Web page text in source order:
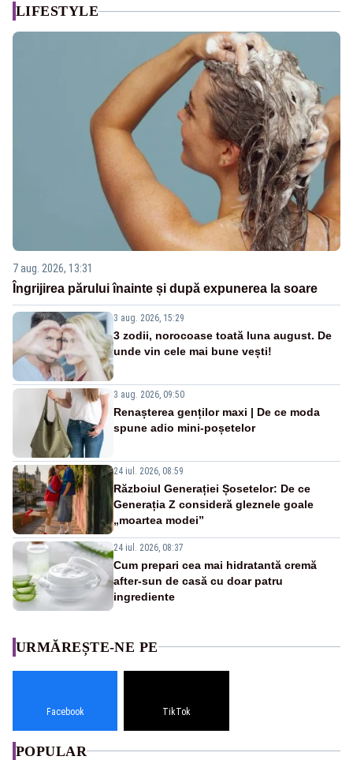
LIFESTYLE
7 aug. 2026, 13:31
Îngrijirea părului înainte și după expunerea la soare
3 aug. 2026, 15:29
3 zodii, norocoase toată luna august. De
unde vin cele mai bune vești!
3 aug. 2026, 09:50
Renașterea genților maxi | De ce moda
spune adio mini-poșetelor
24 iul. 2026, 08:59
Războiul Generației Șosetelor: De ce
Generația Z consideră gleznele goale
„moartea modei”
24 iul. 2026, 08:37
Cum prepari cea mai hidratantă cremă
after-sun de casă cu doar patru
ingrediente
URMĂREȘTE-NE PE
Facebook TikTok
POPULAR